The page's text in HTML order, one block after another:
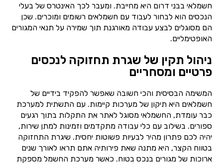
חשמלאי בבני דרום היא מחייבת. ומעבר לכך האינטרס של בעלי
הנכסים הוא לבחור לעבוד עם חשמלאים רשומים ומוכרים. שכן
הם מסוגלים לבצע עבודה מאורגנת תוך שמירה על תנאי המגורים
האופטימליים.
ניהול תקין של שגרת תחזוקה לנכסים
פרטיים ומסחריים
המשימה הבסיסית והכי חשובה שאפשר להפקיד בידיים של
חשמלאים היא תיקון של מערכות קיימות. עם התשתית למערכת
כבר עומדת, החשמלאי מסוגל לאתר את התקלות בתוך רגעים
ספורים. בשילוב עם כלי עבודה מתקדמים וזמינות למתן שירות,
יהיה לכם פתרון מהיר לבעיות פשוטות יחסית. שיגרת התחזוקה
בטווח הקצר, היא מתנה שאת פירותיה אתם תראו לאורך שנים
ארוכות של מגורים בנכס בטוח. כאשר מערכת החשמל מספקת